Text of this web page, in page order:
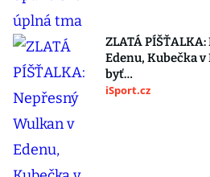
ZLATÁ
Edenu, Kubečka
byť…
iSport.cz